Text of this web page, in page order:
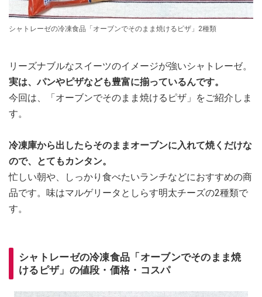
シャトレーゼの冷凍食品「オーブンでそのまま焼けるピザ」2種類
リーズナブルなスイーツのイメージが強いシャトレーゼ。
実は、パンやピザなども豊富に揃っているんです。
今回は、「オーブンでそのまま焼けるピザ」をご紹介しま
す。
冷凍庫から出したらそのままオーブンに入れて焼くだけな
ので、とてもカンタン。
忙しい朝や、しっかり食べたいランチなどにおすすめの商
品です。味はマルゲリータとしらす明太チーズの2種類で
す。
シャトレーゼの冷凍食品「オーブンでそのまま焼
けるピザ」の値段・価格・コスパ